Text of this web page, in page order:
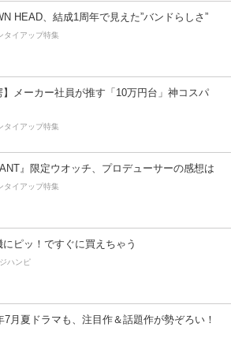
HEAD、結成1周年で見えた”バンドらしさ”
タイアップ特集
】メーカー社員が推す「10万円台」神コスパ
タイアップ特集
』限定ウオッチ、プロデューサーの感想は
タイアップ特集
にピッ！ですぐに買えちゃう
ハンピ
7月夏ドラマも、注目作＆話題作が勢ぞろい！